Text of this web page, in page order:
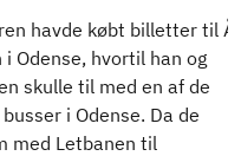
havde købt billetter til Å-
Odense, hvortil han og
skulle til med en af de
i Odense. Da de
med Letbanen til